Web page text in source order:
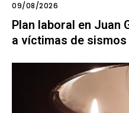
09/08/2026
Plan laboral en Juan
a víctimas de sismos